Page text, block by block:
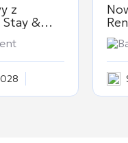
z
Stay &